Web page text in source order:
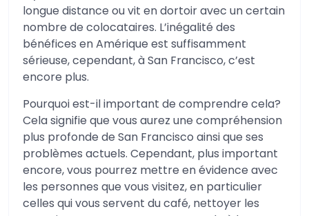
longue distance ou vit en dortoir avec un certain
nombre de colocataires. L’inégalité des
bénéfices en Amérique est suffisamment
sérieuse, cependant, à San Francisco, c’est
encore plus.
Pourquoi est-il important de comprendre cela?
Cela signifie que vous aurez une compréhension
plus profonde de San Francisco ainsi que ses
problèmes actuels. Cependant, plus important
encore, vous pourrez mettre en évidence avec
les personnes que vous visitez, en particulier
celles qui vous servent du café, nettoyer les